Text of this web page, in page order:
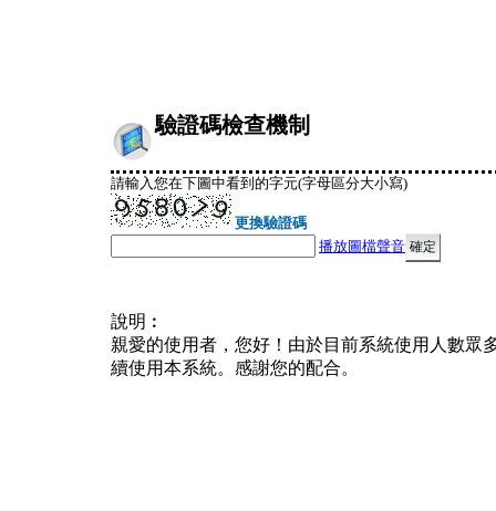
驗證碼檢查機制
請輸入您在下圖中看到的字元(字母區分大小寫)
更換驗證碼
播放圖檔聲音
說明︰
親愛的使用者，您好！由於目前系統使用人數眾
續使用本系統。感謝您的配合。